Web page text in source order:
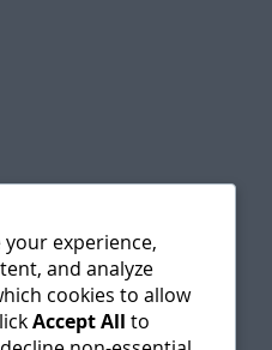
experience,
and analyze
cookies to allow
Accept All to